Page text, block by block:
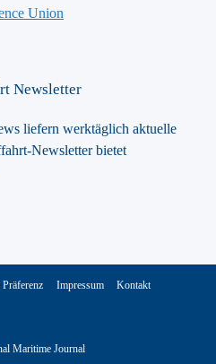
Union
Newsletter
liefern werktäglich aktuelle
Newsletter bietet
Maritime Journal
Impressum Kontakt